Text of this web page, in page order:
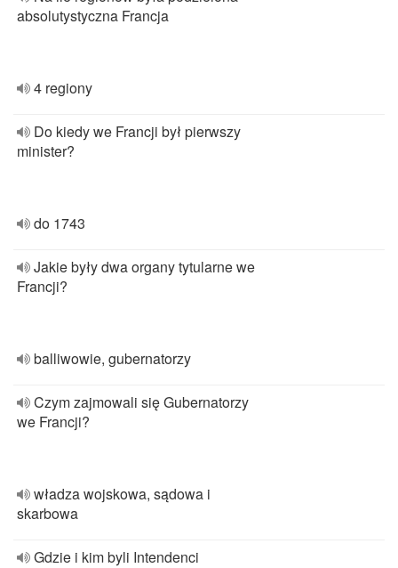
absolutystyczna Francja
4 regiony
Do kiedy we Francji był pierwszy
minister?
do 1743
Jakie były dwa organy tytularne we
Francji?
balliwowie, gubernatorzy
Czym zajmowali się Gubernatorzy
we Francji?
władza wojskowa, sądowa i
skarbowa
Gdzie i kim byli Intendenci